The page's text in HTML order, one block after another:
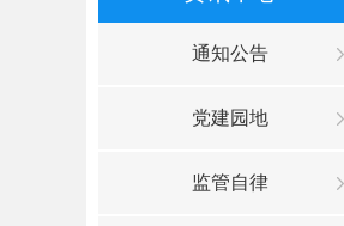
通知公告
党建园地
监管自律